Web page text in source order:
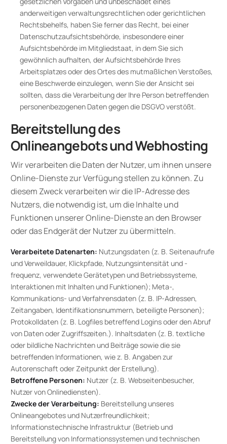
anderweitigen verwaltungsrechtlichen oder gerichtlichen
Rechtsbehelfs, haben Sie ferner das Recht, bei einer
Datenschutzaufsichtsbehörde, insbesondere einer
Aufsichtsbehörde im Mitgliedstaat, in dem Sie sich
gewöhnlich aufhalten, der Aufsichtsbehörde Ihres
Arbeitsplatzes oder des Ortes des mutmaßlichen Verstoßes,
eine Beschwerde einzulegen, wenn Sie der Ansicht sei
sollten, dass die Verarbeitung der Ihre Person betreffenden
personenbezogenen Daten gegen die DSGVO verstößt.
Bereitstellung des
Onlineangebots und Webhosting
Wir verarbeiten die Daten der Nutzer, um ihnen unsere
Online-Dienste zur Verfügung stellen zu können. Zu
diesem Zweck verarbeiten wir die IP-Adresse des
Nutzers, die notwendig ist, um die Inhalte und
Funktionen unserer Online-Dienste an den Browser
oder das Endgerät der Nutzer zu übermitteln.
Verarbeitete Datenarten: Nutzungsdaten (z. B. Seitenaufrufe
und Verweildauer, Klickpfade, Nutzungsintensität und -
frequenz, verwendete Gerätetypen und Betriebssysteme,
Interaktionen mit Inhalten und Funktionen); Meta-,
Kommunikations- und Verfahrensdaten (z. B. IP-Adressen,
Zeitangaben, Identifikationsnummern, beteiligte Personen);
Protokolldaten (z. B. Logfiles betreffend Logins oder den Abruf
von Daten oder Zugriffszeiten.). Inhaltsdaten (z. B. textliche
oder bildliche Nachrichten und Beiträge sowie die sie
betreffenden Informationen, wie z. B. Angaben zur
Autorenschaft oder Zeitpunkt der Erstellung).
Betroffene Personen: Nutzer (z. B. Webseitenbesucher,
Nutzer von Onlinediensten).
Zwecke der Verarbeitung: Bereitstellung unseres
Onlineangebotes und Nutzerfreundlichkeit;
Informationstechnische Infrastruktur (Betrieb und
Bereitstellung von Informationssystemen und technischen